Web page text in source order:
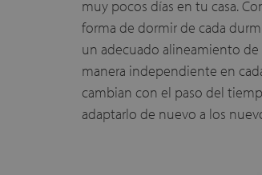
muy pocos días en tu casa.
forma de dormir de cada
un adecuado alineamiento
manera independiente en
cambian con el paso del
adaptarlo de nuevo a los